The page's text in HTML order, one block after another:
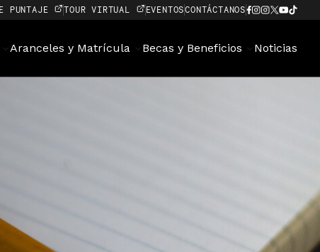
PUNTAJE TOUR VIRTUAL EVENTOSCONTÁCTANOS
Aranceles y Matrícula Becas y Beneficios Noticias